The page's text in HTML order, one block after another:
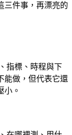
三件事，再漂亮的
指標、時程與下
能做，但代表它還
小。